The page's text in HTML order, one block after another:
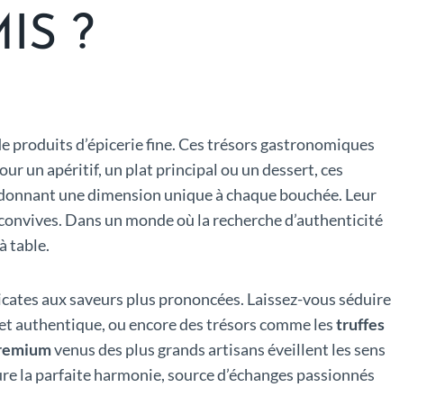
?
produits d’épicerie fine. Ces trésors gastronomiques
un apéritif, un plat principal ou un dessert, ces
une dimension unique à chaque bouchée. Leur
Dans un monde où la recherche d’authenticité
table.
aux saveurs plus prononcées. Laissez-vous séduire
authentique, ou encore des trésors comme lestruffes
venus des plus grands artisans éveillent les sens
la parfaite harmonie, source d’échanges passionnés